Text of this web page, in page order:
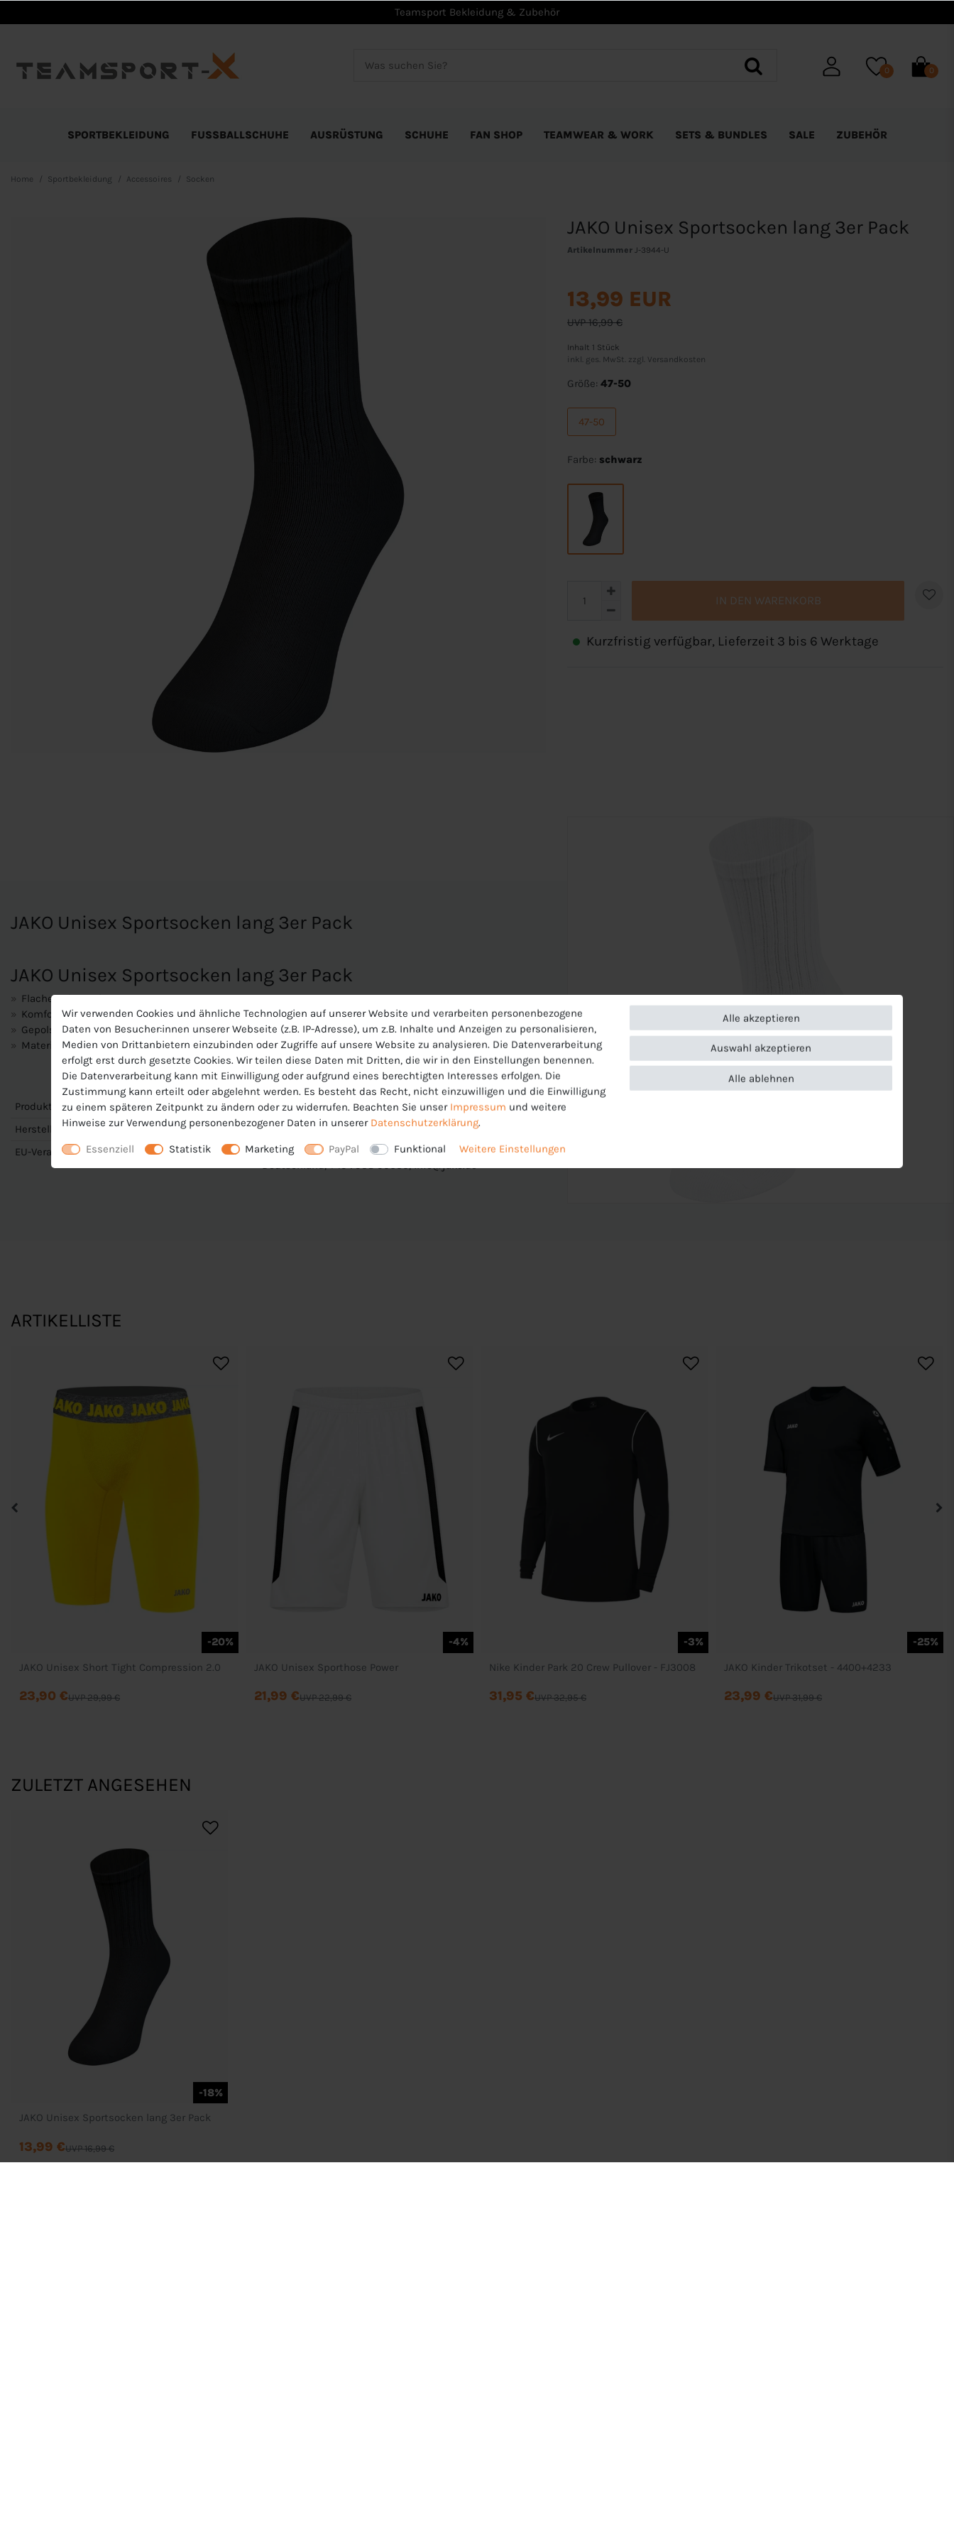
Teamsport Bekleidung & Zubehör
0 0
SPORTBEKLEIDUNG FUSSBALLSCHUHE AUSRÜSTUNG SCHUHE FAN SHOP TEAMWEAR & WORK SETS & BUNDLES SALE ZUBEHÖR
Home Sportbekleidung Accessoires Socken
JAKO Unisex Sportsocken lang 3er Pack
Artikelnummer J-3944-U
UVP 16,99 €
13,99 EUR
Inhalt 1 Stück
inkl. ges. MwSt. zzgl.
Versandkosten
Größe: 47-50
47-50
Farbe: schwarz
IN DEN WARENKORB
Kurzfristig verfügbar, Lieferzeit 3 bis 6 Werktage
JAKO Unisex Sportsocken lang 3er Pack
JAKO Unisex Sportsocken lang 3er Pack
Flache Zehennaht
Komfortbund
Gepolsterter Fersen- und Zehenbereich
Material: 75 % Baumwolle, 24 % Polyester, 1 % Elasthan
Produktnummer
J-3944-U
Hersteller
Jako
EU-Verantwortlicher
JAKO AG, Amtstrasse 82 , 74673 Mulfingen ,
ARTIKELLISTE
-20%
JAKO Unisex Short Tight Compression 2.0
UVP 29,99 €
23,90 €
-4%
JAKO Unisex Sporthose Power
UVP 22,99 €
21,99 €
-3%
Nike Kinder Park 20 Crew Pullover - FJ3008
UVP 32,95 €
31,95 €
-25%
JAKO Kinder Trikotset - 4400+4233
UVP 31,99 €
23,99 €
ZULETZT ANGESEHEN
-18%
JAKO Unisex Sportsocken lang 3er Pack
UVP 16,99 €
13,99 €
Wir verwenden Cookies und ähnliche Technologien auf unserer Website und verarbeiten personenbezogene
Daten von Besucher:innen unserer Webseite (z.B. IP-Adresse), um z.B. Inhalte und Anzeigen zu personalisieren,
Medien von Drittanbietern einzubinden oder Zugriffe auf unsere Website zu analysieren. Die Datenverarbeitung
erfolgt erst durch gesetzte Cookies. Wir teilen diese Daten mit Dritten, die wir in den Einstellungen benennen.
Die Datenverarbeitung kann mit Einwilligung oder aufgrund eines berechtigten Interesses erfolgen. Die
Zustimmung kann erteilt oder abgelehnt werden. Es besteht das Recht, nicht einzuwilligen und die Einwilligung
zu einem späteren Zeitpunkt zu ändern oder zu widerrufen. Beachten Sie unser Impressum und weitere
Hinweise zur Verwendung personenbezogener Daten in unserer Daten­schutz­erklärung.
Essenziell Statistik Marketing PayPal Funktional Weitere Einstellungen
Alle akzeptieren
Alle ablehnen
Auswahl akzeptieren